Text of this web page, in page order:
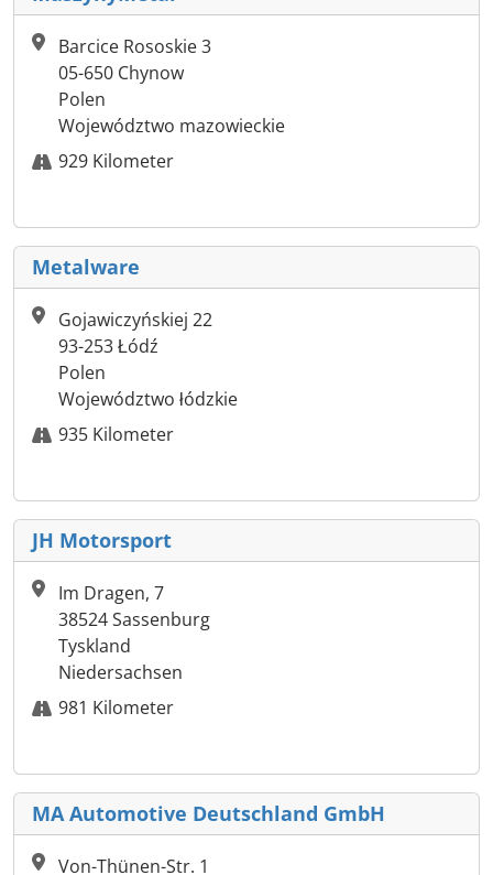
Barcice Rososkie 3
05-650 Chynow
Polen
Województwo mazowieckie
929 Kilometer
Metalware
Gojawiczyńskiej 22
93-253 Łódź
Polen
Województwo łódzkie
935 Kilometer
JH Motorsport
Im Dragen, 7
38524 Sassenburg
Tyskland
Niedersachsen
981 Kilometer
MA Automotive Deutschland GmbH
Von-Thünen-Str. 1